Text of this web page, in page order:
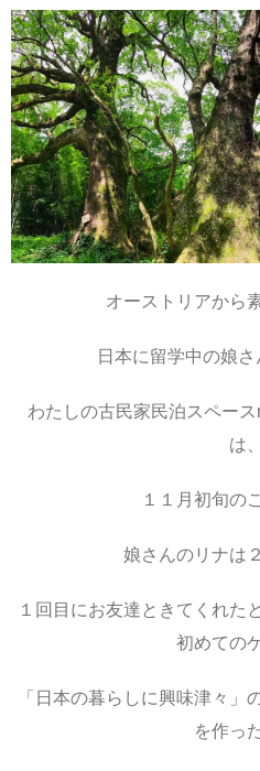
オーストリアから
日本に留学中の娘さ
わたしの古民家民泊スペー
は、
１１月初旬の
娘さんのリナは
１回目にお友達ときてくれた
初めての
「日本の暮らしに興味津々」
を作っ